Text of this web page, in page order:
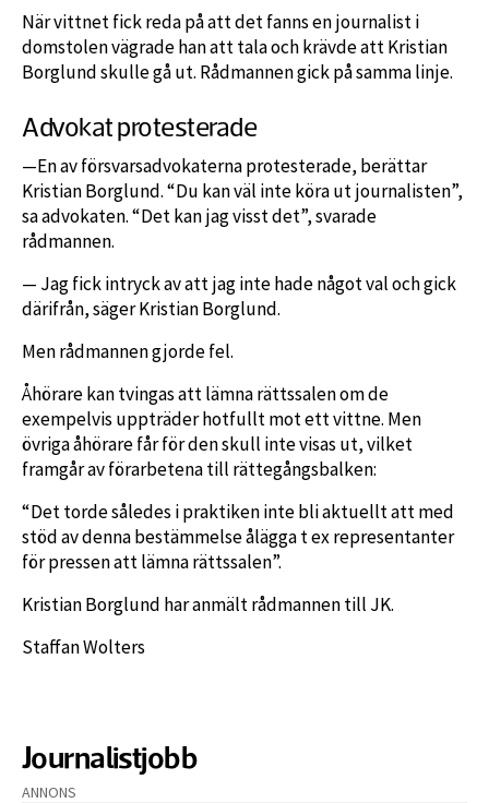
När vittnet fick reda på att det fanns en journalist i
domstolen vägrade han att tala och krävde att Kristian
Borglund skulle gå ut. Rådmannen gick på samma linje.
Advokat protesterade
—En av försvarsadvokaterna protesterade, berättar
Kristian Borglund. “Du kan väl inte köra ut journalisten”,
sa advokaten. “Det kan jag visst det”, svarade
rådmannen.
— Jag fick intryck av att jag inte hade något val och gick
därifrån, säger Kristian Borglund.
Men rådmannen gjorde fel.
Åhörare kan tvingas att lämna rättssalen om de
exempelvis uppträder hotfullt mot ett vittne. Men
övriga åhörare får för den skull inte visas ut, vilket
framgår av förarbetena till rättegångsbalken:
“Det torde således i praktiken inte bli aktuellt att med
stöd av denna bestämmelse ålägga t ex representanter
för pressen att lämna rättssalen”.
Kristian Borglund har anmält rådmannen till JK.
Staffan Wolters
Journalistjobb
ANNONS